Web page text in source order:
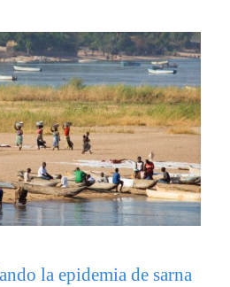
la epidemia de sarna